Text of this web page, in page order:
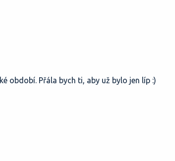
období. Přála bych ti, aby už bylo jen líp :)